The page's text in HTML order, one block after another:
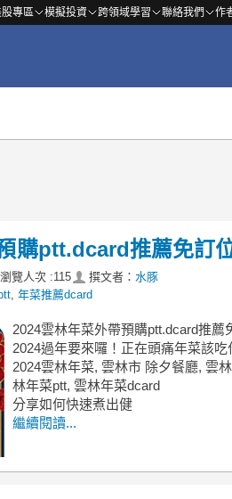
專區 模擬投資 跨領域學習 聯絡我們 作
購ptt.dcard推薦免訂
瀏覽人次 :115 撰文者： 水豚
年菜推薦dcard
2024雲林年菜外帶預購ptt.dcard推薦
2024過年要來囉！正在頭痛年菜該
2024雲林年菜, 雲林市 除夕餐廳, 雲
林年菜ptt, 雲林年菜dcard
分享如何快速煮出健
繼續閱讀...